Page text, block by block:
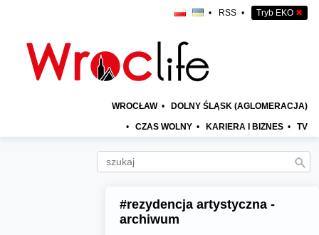
• RSS • Tryb EKO ✖
WROCŁAW • DOLNY ŚLĄSK (AGLOMERACJA)
• CZAS WOLNY • KARIERA I BIZNES • TV
#rezydencja artystyczna -
archiwum